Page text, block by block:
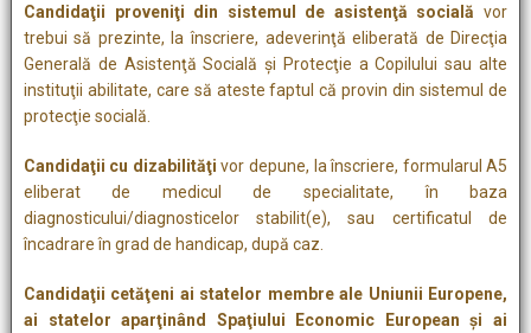
Candidaţii proveniţi din sistemul de asistenţă socială vor
trebui să prezinte, la înscriere, adeverinţă eliberată de Direcţia
Generală de Asistenţă Socială şi Protecţie a Copilului sau alte
instituţii abilitate, care să ateste faptul că provin din sistemul de
protecţie socială.
Candidaţii cu dizabilităţi vor depune, la înscriere, formularul A5
eliberat de medicul de specialitate, în baza
diagnosticului/diagnosticelor stabilit(e), sau certificatul de
încadrare în grad de handicap, după caz.
Candidaţii cetăţeni ai statelor membre ale Uniunii Europene,
ai stateloraparţinând Spaţiului Economic European şi ai